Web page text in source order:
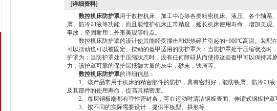
[详细资料]
数控机床防护罩用于数控机床、加工中心等各类精密机床、液压、各个轴系
屑、防冷却液等功能，而且能维护机床正常精度，延长机床使用寿命，增加美观
事故，坚固耐用，外形美观等特点。
数控机床防护罩的设计使其能经受撞击和炽热碎片引起的+900℃高温。装配
可以摆动也可以被固定。摆动的盔甲适用的防护罩为：当防护罩处于压缩状态时
护罩为：当防护罩处于压缩状态时，没有任何障碍从而使得这些盔甲可以保持其
力，该护罩可靠的保护层抵御大量的灰尘，砂末，铁屑等。
数控机床防护罩的详细信息：
1、该产品常用于机床的精密部件的防护，具有密封好，能防铁屑、防冷却液
及其部件的使用寿命，提高其精密度。
2、每层钢板端都有弹性密封条，可在运动时清洁钢板表面。伸缩式钢板护罩
3、按不同的实际需要设计，提供平板型、拱形等